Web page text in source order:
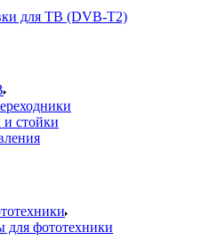
для ТВ (DVB-T2)
стойки
для фототехники